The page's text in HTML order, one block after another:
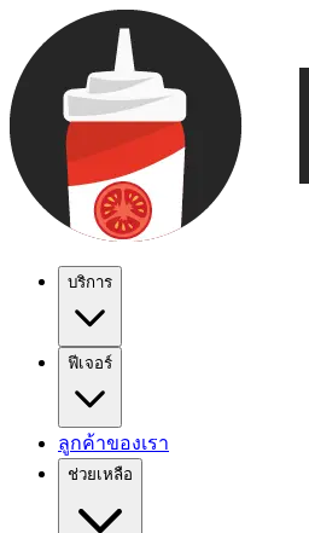
บริการ
ฟีเจอร์
ลูกค้าของเรา
ช่วยเหลือ